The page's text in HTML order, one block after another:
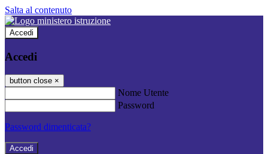
Salta al contenuto
Accedi
Accedi
button close ×
Nome Utente
Password
Password dimenticata?